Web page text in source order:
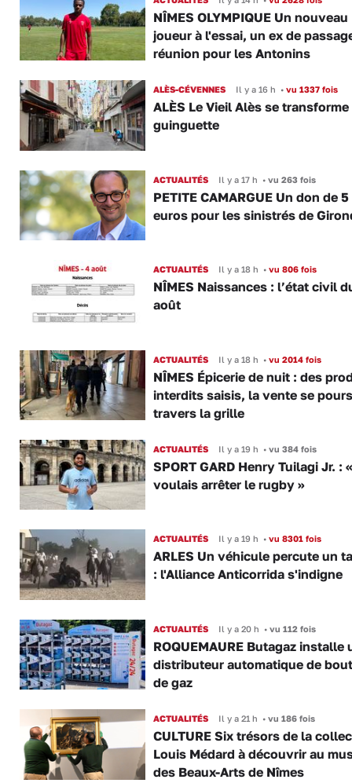
NÎMES OLYMPIQUE Un nouveau
joueur à l'essai, un ex de
réunion pour les Antonins
ALÈS-CÉVENNES Il y a 16 h •vu 1337 fois
ALÈS Le Vieil Alès se transforme
guinguette
ACTUALITÉS Il y a 17 h •vu 263 fois
PETITE CAMARGUE Un don de
euros pour les sinistrés de
ACTUALITÉS Il y a 18 h •vu 806 fois
NÎMES Naissances : l’état civil
août
ACTUALITÉS Il y a 18 h •vu 2014 fois
NÎMES Épicerie de nuit : des
interdits saisis, la vente se
travers la grille
ACTUALITÉS Il y a 19 h •vu 384 fois
SPORT GARD Henry Tuilagi Jr. :
voulais arrêter le rugby »
ACTUALITÉS Il y a 19 h •vu 8301 fois
ARLES Un véhicule percute un
: l'Alliance Anticorrida s'indigne
ACTUALITÉS Il y a 20 h •vu 112 fois
ROQUEMAURE Butagaz installe
distributeur automatique de
de gaz
ACTUALITÉS Il y a 21 h •vu 186 fois
CULTURE Six trésors de la
Louis Médard à découvrir au
des Beaux-Arts de Nîmes